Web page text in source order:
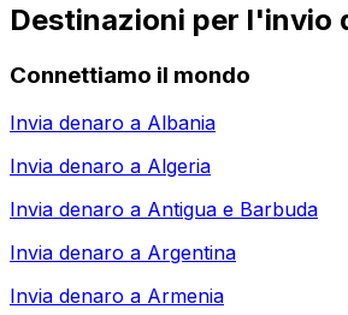
Destinazioni per l'invio
Connettiamo il mondo
Invia denaro a Albania
Invia denaro a Algeria
Invia denaro a Antigua e Barbuda
Invia denaro a Argentina
Invia denaro a Armenia